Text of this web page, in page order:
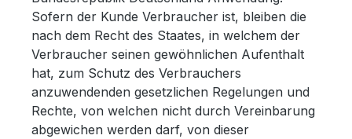
Sofern der Kunde Verbraucher ist, bleiben die
nach dem Recht des Staates, in welchem der
Verbraucher seinen gewöhnlichen Aufenthalt
hat, zum Schutz des Verbrauchers
anzuwendenden gesetzlichen Regelungen und
Rechte, von welchen nicht durch Vereinbarung
abgewichen werden darf, von dieser